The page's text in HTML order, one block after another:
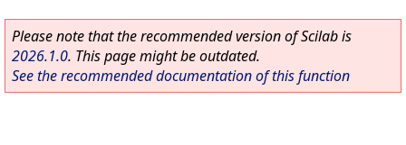
Please note that the recommended version of Scilab is
2026.1.0. This page might be outdated.
See the recommended documentation of this function